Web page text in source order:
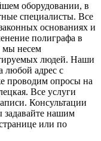
оборудовании, в
специалисты. Все
основаниях и
полиграфа в
мы несем
людей. Наши
адрес с
проводим опросы на
Все услуги
Консультации
задавайте нашим
или по